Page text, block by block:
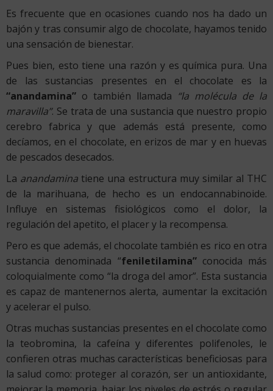
Es frecuente que en ocasiones cuando nos ha dado un
bajón y tras consumir algo de chocolate, hayamos tenido
una sensación de bienestar.
Pues bien, esto tiene una razón y es química pura. Una
de las sustancias presentes en el chocolate es la
“anandamina” o también llamada “la molécula de la
maravilla”. Se trata de una sustancia que nuestro propio
cerebro fabrica y que además está presente, como
decíamos, en el chocolate, en erizos de mar y en huevas
de pescados desecados.
La anandamina tiene una estructura muy similar al THC
de la marihuana, de hecho es un endocannabinoide.
Influye en sistemas fisiológicos como el dolor, la
regulación del apetito, el placer y la recompensa.
Pero es que además, el chocolate también es rico en otra
sustancia denominada “feniletilamina” conocida más
coloquialmente como “la droga del amor”. Esta sustancia
es capaz de mantenernos alerta, aumentar la excitación
y acelerar el pulso.
Otras muchas sustancias presentes en el chocolate como
la teobromina, la cafeína y diferentes polifenoles, le
confieren otras muchas características beneficiosas para
la salud como: proteger al corazón, ser un antioxidante,